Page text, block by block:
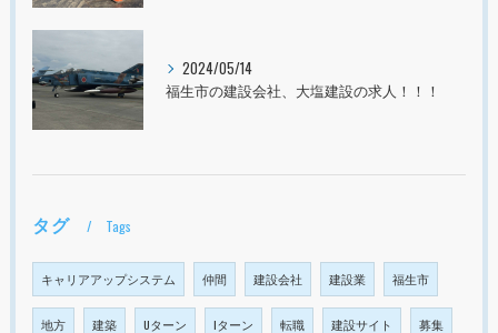
2024/05/14
福生市の建設会社、大塩建設の求人！！！
タグ Tags
キャリアアップシステム 仲間 建設会社 建設業 福生市
地方 建築 Uターン Iターン 転職 建設サイト 募集